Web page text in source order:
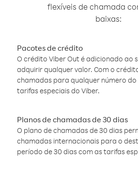
flexíveis de chamada
baixas:
Pacotes de crédito
O crédito Viber Out é adicionado ao
adquirir qualquer valor. Com o
chamadas para qualquer número
tarifas especiais do Viber.
Planos de chamadas de 30 dias
O plano de chamadas de 30 dias
chamadas internacionais para o
período de 30 dias com as tarifas